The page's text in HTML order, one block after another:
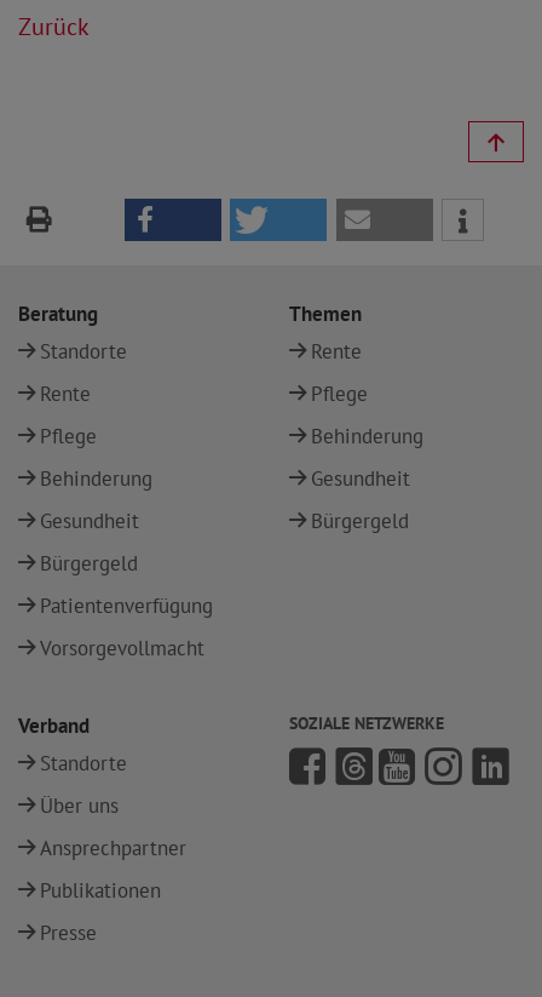
Zurück
Beratung
Standorte
Rente
Pflege
Behinderung
Gesundheit
Bürgergeld
Patientenverfügung
Vorsorgevollmacht
Themen
Rente
Pflege
Behinderung
Gesundheit
Bürgergeld
Verband
Standorte
Über uns
Ansprechpartner
Publikationen
Presse
SOZIALE NETZWERKE